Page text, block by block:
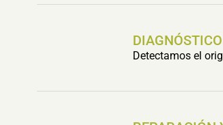
Detectamos el